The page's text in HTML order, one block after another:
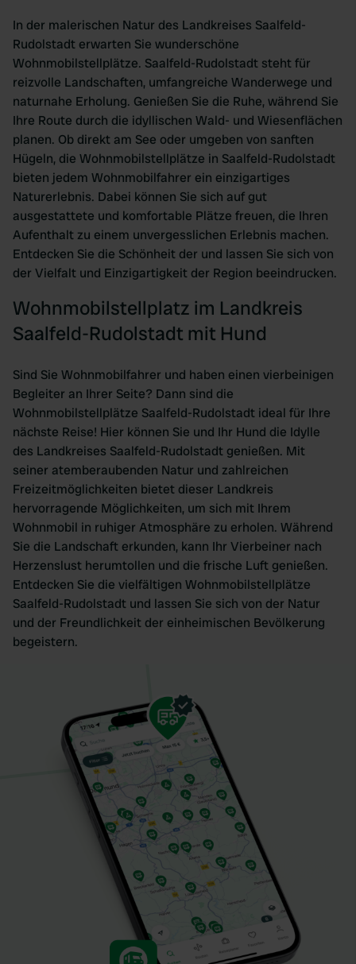
In der malerischen Natur des Landkreises Saalfeld-
Rudolstadt erwarten Sie wunderschöne
Wohnmobilstellplätze. Saalfeld-Rudolstadt steht für
reizvolle Landschaften, umfangreiche Wanderwege und
naturnahe Erholung. Genießen Sie die Ruhe, während Sie
Ihre Route durch die idyllischen Wald- und Wiesenflächen
planen. Ob direkt am See oder umgeben von sanften
Hügeln, die Wohnmobilstellplätze in Saalfeld-Rudolstadt
bieten jedem Wohnmobilfahrer ein einzigartiges
Naturerlebnis. Dabei können Sie sich auf gut
ausgestattete und komfortable Plätze freuen, die Ihren
Aufenthalt zu einem unvergesslichen Erlebnis machen.
Entdecken Sie die Schönheit der und lassen Sie sich von
der Vielfalt und Einzigartigkeit der Region beeindrucken.
Wohnmobilstellplatz im Landkreis
Saalfeld-Rudolstadt mit Hund
Sind Sie Wohnmobilfahrer und haben einen vierbeinigen
Begleiter an Ihrer Seite? Dann sind die
Wohnmobilstellplätze Saalfeld-Rudolstadt ideal für Ihre
nächste Reise! Hier können Sie und Ihr Hund die Idylle
des Landkreises Saalfeld-Rudolstadt genießen. Mit
seiner atemberaubenden Natur und zahlreichen
Freizeitmöglichkeiten bietet dieser Landkreis
hervorragende Möglichkeiten, um sich mit Ihrem
Wohnmobil in ruhiger Atmosphäre zu erholen. Während
Sie die Landschaft erkunden, kann Ihr Vierbeiner nach
Herzenslust herumtollen und die frische Luft genießen.
Entdecken Sie die vielfältigen Wohnmobilstellplätze
Saalfeld-Rudolstadt und lassen Sie sich von der Natur
und der Freundlichkeit der einheimischen Bevölkerung
begeistern.